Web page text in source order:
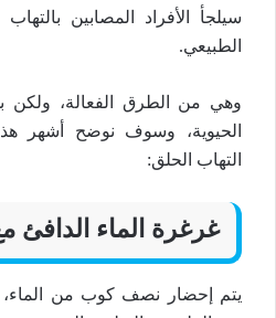
سيلجأ الأفراد المصابين
الطبيعي.
وهي من الطرق الفعالة، ولكن
الحيوية، وسوف نوضح أشهر
التهاب الحلق:
غرغرة الماء الدافئ
يتم إحضار نصف كوب من